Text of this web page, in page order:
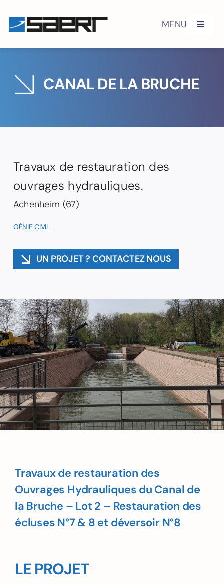
content
MENU
Toggle
Histoire
Engagements QSE
Équipements routiers
Contact
CANAL DE LA BRUCHE
Travaux de restauration des
ouvrages hydrauliques.
Achenheim (67)
GÉNIE CIVIL
UN PROJET ? CONTACTEZ NOUS
Travaux de restauration des
Ouvrages Hydrauliques du Canal de
la Bruche – Lot 2 – Restauration des
écluses N°7 & 8 et déversoir N°8
LE PROJET